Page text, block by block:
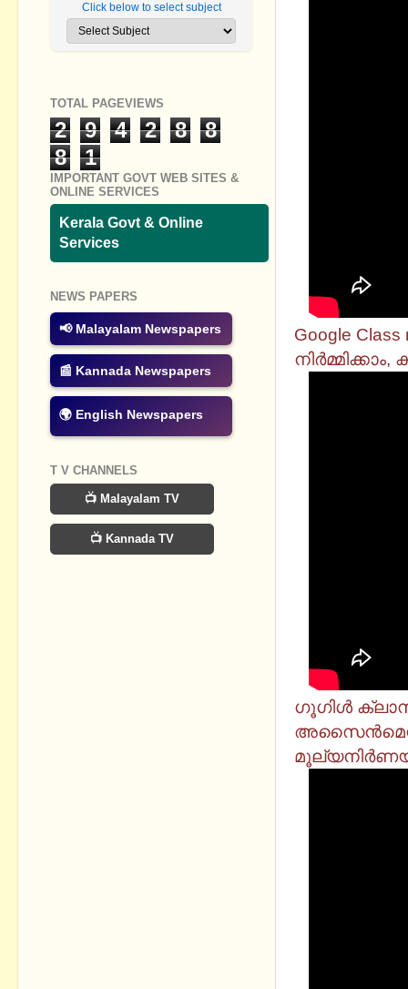
Google
ഗൂഗിൾ
Click below to select subject
TOTAL PAGEVIEWS
2 9 4 2 8
8
8
1
IMPORTANT GOVT WEB SITES &
ONLINE SERVICES
Kerala Govt & Online
Services
NEWS PAPERS
📢 Malayalam Newspapers
📰 Kannada Newspapers
🌍 English Newspapers
T V CHANNELS
📺 Malayalam TV
📺 Kannada TV